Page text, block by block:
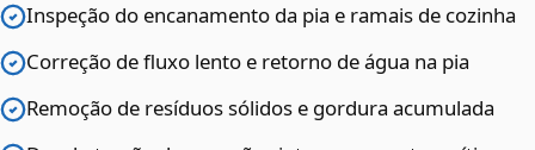
Inspeção do encanamento da pia e ramais de cozinha
Correção de fluxo lento e retorno de água na pia
Remoção de resíduos sólidos e gordura acumulada